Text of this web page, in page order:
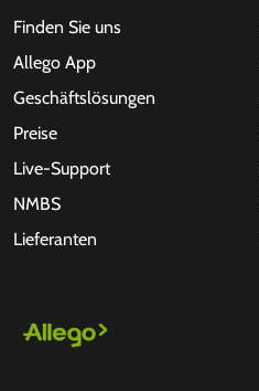
Finden Sie uns
Allego App
Geschäftslösungen
Preise
Live-Support
NMBS
Lieferanten